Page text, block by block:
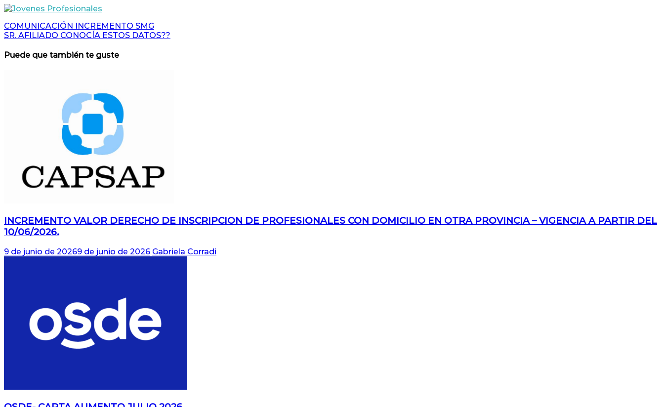
Navegación
de
entradas
COMUNICACIÓN INCREMENTO SMG
SR. AFILIADO CONOCÍA ESTOS DATOS??
Puede que también te guste
INCREMENTO VALOR DERECHO DE INSCRIPCION DE PROFESIONALES CON DOMICILIO EN OTRA PROVINCIA – VIGENCIA A PARTIR DEL
10/06/2026.
9 de junio de 20269 de junio de 2026 Gabriela Corradi